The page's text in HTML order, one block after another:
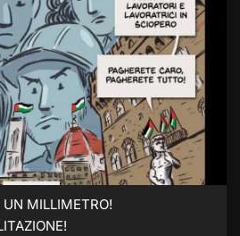
UN MILLIMETRO!